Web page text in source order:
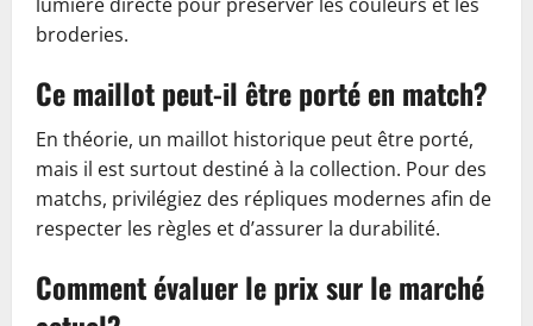
broderies.
Ce maillot peut-il être porté en match?
En théorie, un maillot historique peut être porté,
mais il est surtout destiné à la collection. Pour des
matchs, privilégiez des répliques modernes afin de
respecter les règles et d’assurer la durabilité.
Comment évaluer le prix sur le marché